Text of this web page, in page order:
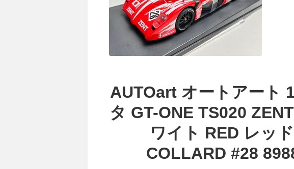
AUTOart オートアート
タ GT-ONE TS020
ワイト RED レッ
COLLARD #28